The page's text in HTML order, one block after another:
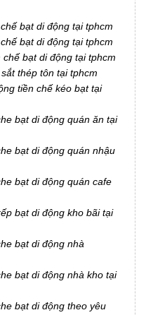
bạt di động tại tphcm
bạt di động tại tphcm
bạt di động tại tphcm
thép tôn tại tphcm
tiền chế kéo bạt tại
bạt di động quán ăn tại
bạt di động quán nhậu
bạt di động quán cafe
bạt di động kho bãi tại
bạt di động nhà
bạt di động nhà kho tại
bạt di động theo yêu